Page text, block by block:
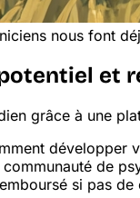
nous font
et
grâce à une
développer
communauté de
si pas